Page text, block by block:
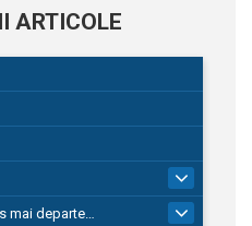
ARTICOLE
mai departe…